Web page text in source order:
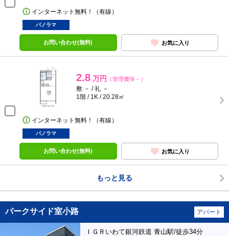
インターネット無料！（有線）
パノラマ
お問い合わせ(無料) お気に入り
2.8 万円 （管理費等－）
敷 － / 礼 －
1階 / 1K / 20.28㎡
インターネット無料！（有線）
パノラマ
お問い合わせ(無料) お気に入り
もっと見る
パークサイド室小路 アパート
ＩＧＲいわて銀河鉄道 青山駅/徒歩34分